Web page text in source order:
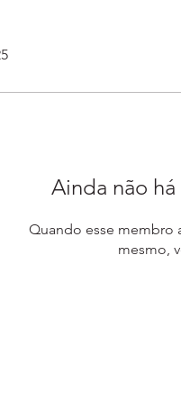
Ainda não
Quando esse membro
mesmo,